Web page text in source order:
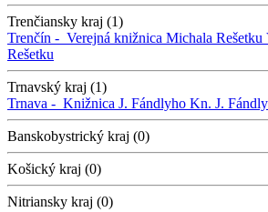
Trenčiansky kraj (1)
Trenčín - Verejná knižnica Michala Rešetku
Rešetku
Trnavský kraj (1)
Trnava - Knižnica J. Fándlyho Kn. J.
Banskobystrický kraj (0)
Košický kraj (0)
Nitriansky kraj (0)